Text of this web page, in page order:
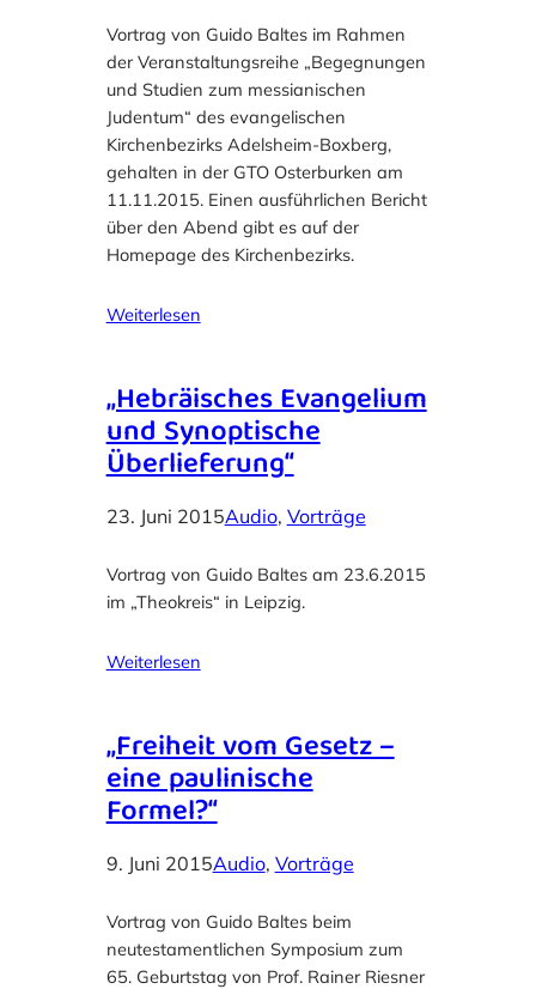
Vortrag von Guido Baltes im Rahmen
der Veranstaltungsreihe „Begegnungen
und Studien zum messianischen
Judentum“ des evangelischen
Kirchenbezirks Adelsheim-Boxberg,
gehalten in der GTO Osterburken am
11.11.2015. Einen ausführlichen Bericht
über den Abend gibt es auf der
Homepage des Kirchenbezirks.
Weiterlesen
„Hebräisches Evangelium
und Synoptische
Überlieferung“
23. Juni 2015Audio, Vorträge
Vortrag von Guido Baltes am 23.6.2015
im „Theokreis“ in Leipzig.
Weiterlesen
„Freiheit vom Gesetz –
eine paulinische
Formel?“
9. Juni 2015Audio, Vorträge
Vortrag von Guido Baltes beim
neutestamentlichen Symposium zum
65. Geburtstag von Prof. Rainer Riesner